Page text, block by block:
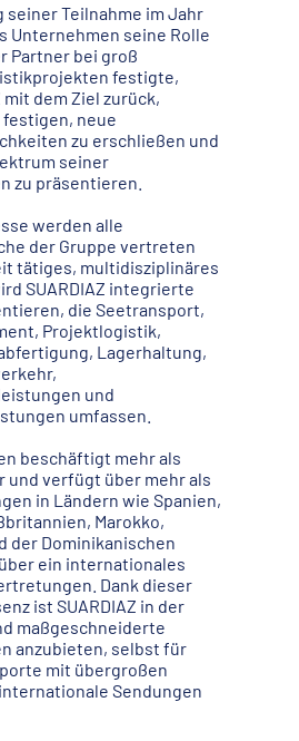
seiner Teilnahme im Jahr
Unternehmen seine Rolle
Partner bei groß
festigte,
mit dem Ziel zurück,
festigen, neue
zu erschließen und
seiner
zu präsentieren.
werden alle
der Gruppe vertreten
tätiges, multidisziplinäres
SUARDIAZ integrierte
die Seetransport,
Projektlogistik,
Lagerhaltung,
und
umfassen.
beschäftigt mehr als
und verfügt über mehr als
in Ländern wie Spanien,
Marokko,
der Dominikanischen
ein internationales
Dank dieser
ist SUARDIAZ in der
maßgeschneiderte
anzubieten, selbst für
mit übergroßen
Sendungen